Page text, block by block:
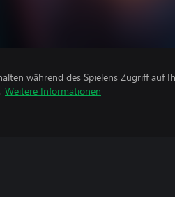
während des Spielens Zugriff auf
Weitere Informationen